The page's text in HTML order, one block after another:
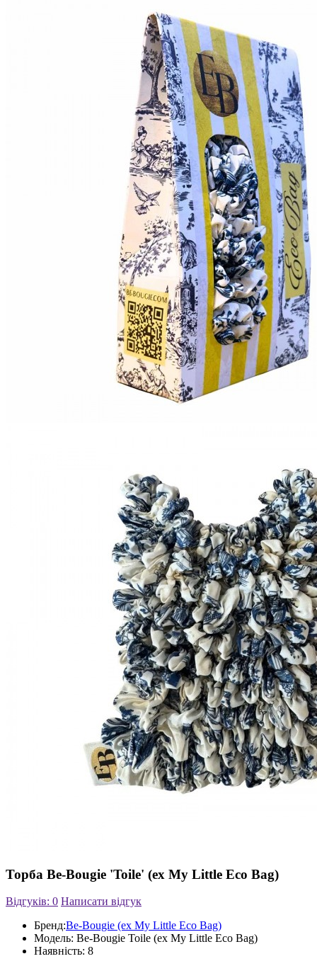
Торба Be-Bougie 'Toile' (ex My Little Eco Bag)
Відгуків: 0 Написати відгук
Бренд:Be-Bougie (ex My Little Eco Bag)
Модель: Be-Bougie Toile (ex My Little Eco Bag)
Наявність: 8